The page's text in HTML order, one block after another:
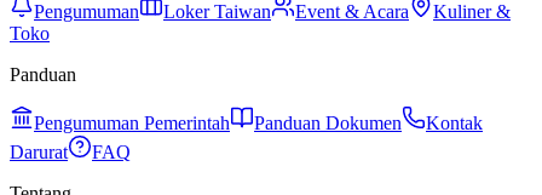
Pengumuman Loker Taiwan Event & Acara
Kuliner &
Toko
Panduan
Pengumuman Pemerintah Panduan Dokumen
Kontak
Darurat
FAQ